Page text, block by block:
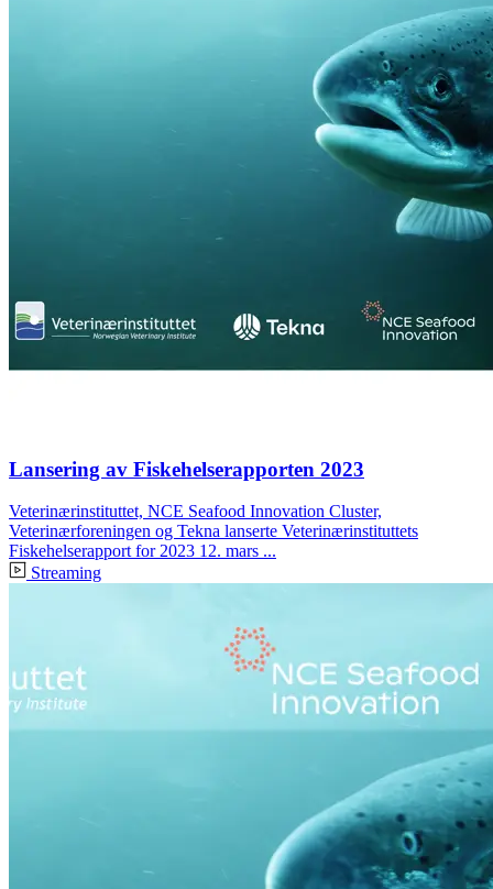
Lansering av Fiskehelserapporten 2023
Veterinærinstituttet, NCE Seafood Innovation Cluster,
Veterinærforeningen og Tekna lanserte Veterinærinstituttets
Fiskehelserapport for 2023 12. mars ...
Streaming